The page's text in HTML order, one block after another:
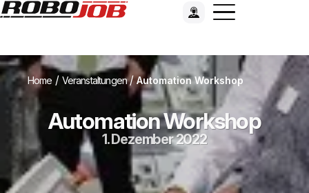
Home / Veranstaltungen/Automation Workshop
Automation Workshop
1. Dezember 2022